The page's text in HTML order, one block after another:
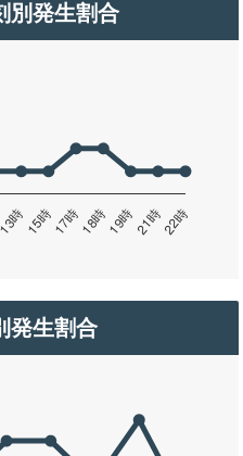
別発生割合
発生割合